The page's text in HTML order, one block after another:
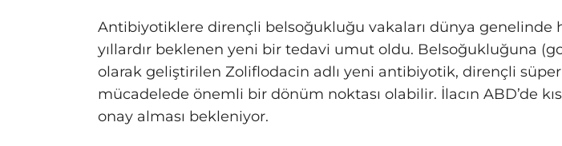
Antibiyotiklere dirençli belsoğukluğu vakaları dünya genelinde
yıllardır beklenen yeni bir tedavi umut oldu. Belsoğukluğuna
olarak geliştirilen Zoliflodacin adlı yeni antibiyotik, dirençli
mücadelede önemli bir dönüm noktası olabilir. İlacın ABD’de
onay alması bekleniyor.